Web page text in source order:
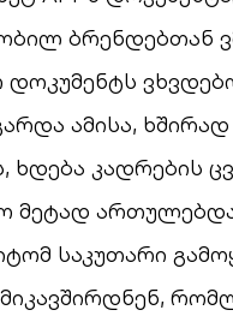
ბრენდებთან
ამისა,
ხდება კადრების
მეტად
საკუთარი